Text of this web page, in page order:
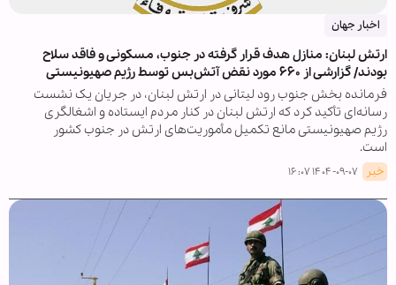
اخبار جهان
ارتش لبنان: منازل هدف قرار گرفته در جنوب، مسکونی و فاقد سلاح
بودند/ گزارشی از ۶۶۰ مورد نقض آتش‌بس توسط رژیم صهیونیستی
فرمانده بخش جنوب رود لیتانی در ارتش لبنان، در جریان یک نشست
رسانه‌ای تأکید کرد که ارتش لبنان در کنار مردم ایستاده و اشغالگری
رژیم صهیونیستی مانع تکمیل مأموریت‌های ارتش در جنوب کشور
است.
خبر ۱۴۰۴-۰۹-۰۷ ۱۶:۰۷